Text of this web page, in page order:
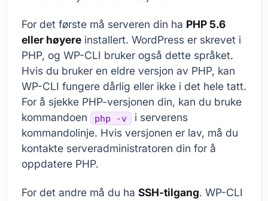
For det første må serveren din ha PHP 5.6
eller høyere installert. WordPress er skrevet i
PHP, og WP-CLI bruker også dette språket.
Hvis du bruker en eldre versjon av PHP, kan
WP-CLI fungere dårlig eller ikke i det hele tatt.
For å sjekke PHP-versjonen din, kan du bruke
kommandoen
php -v i serverens
kommandolinje. Hvis versjonen er lav, må du
kontakte serveradministratoren din for å
oppdatere PHP.
For det andre må du ha SSH-tilgang. WP-CLI